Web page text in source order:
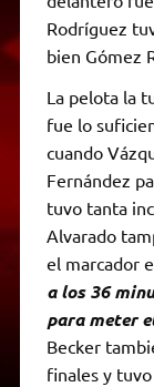
Rodríguez
bien Gómez
La pelota la
fue lo
cuando
Fernández
tuvo tanta
Alvarado
el marcador
a los 36
para meter
Becker
finales y